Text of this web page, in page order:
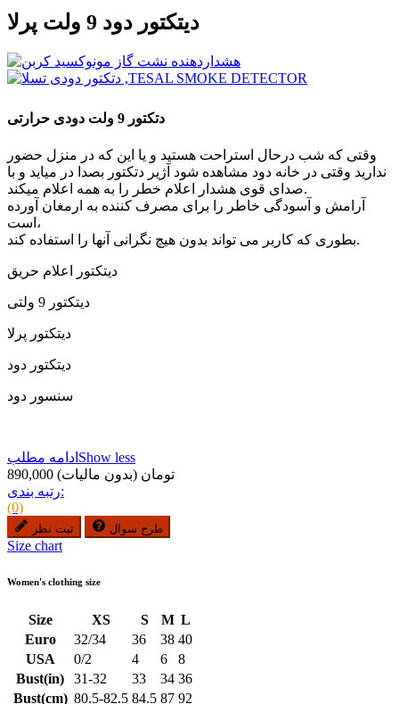
دیتکتور دود 9 ولت پرلا
دتکتور 9 ولت دودی حرارتی
وقتی که شب درحال استراحت هستید و یا این که در منزل حضور
ندارید وقتی در خانه دود مشاهده شود آژیر دتکتور بصدا در میاید و با
صدای قوی هشدار اعلام خطر را به همه اعلام میکند.
آرامش و آسودگی خاطر را برای مصرف کننده به ارمغان آورده
است،
بطوری که کاربر می تواند بدون هیچ نگرانی آنها را استفاده کند.
دیتکتور اعلام حریق
دیتکتور 9 ولتی
دیتکتور پرلا
دیتکتور دود
سنسور دود
ادامه مطلب Show less
890,000 تومان (بدون مالیات)
رتبه بندی:
(0)
ثبت نظر طرح سوال
Size chart
Women's clothing size
Size XS S M L
Euro
32/34 36 38 40
USA
0/2 4 6
8
Bust(in)
31-32 33 34 36
Bust(cm) 80.5-82.5 84.5 87 92